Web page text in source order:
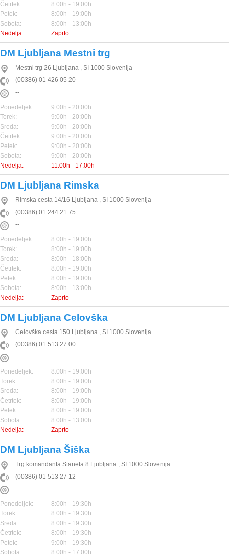
Četrtek:
8:00h - 19:00h
Petek:
8:00h - 19:00h
Sobota:
8:00h - 13:00h
Nedelja:
Zaprto
DM Ljubljana Mestni trg
Mestni trg 26 Ljubljana , SI 1000 Slovenija
(00386) 01 426 05 20
--
Ponedeljek:
9:00h - 20:00h
Torek:
9:00h - 20:00h
Sreda:
9:00h - 20:00h
Četrtek:
9:00h - 20:00h
Petek:
9:00h - 20:00h
Sobota:
9:00h - 20:00h
Nedelja:
11:00h - 17:00h
DM Ljubljana Rimska
Rimska cesta 14/16 Ljubljana , SI 1000 Slovenija
(00386) 01 244 21 75
--
Ponedeljek:
8:00h - 19:00h
Torek:
8:00h - 19:00h
Sreda:
8:00h - 18:00h
Četrtek:
8:00h - 19:00h
Petek:
8:00h - 19:00h
Sobota:
8:00h - 13:00h
Nedelja:
Zaprto
DM Ljubljana Celovška
Celovška cesta 150 Ljubljana , SI 1000 Slovenija
(00386) 01 513 27 00
--
Ponedeljek:
8:00h - 19:00h
Torek:
8:00h - 19:00h
Sreda:
8:00h - 19:00h
Četrtek:
8:00h - 19:00h
Petek:
8:00h - 19:00h
Sobota:
8:00h - 13:00h
Nedelja:
Zaprto
DM Ljubljana Šiška
Trg komandanta Staneta 8 Ljubljana , SI 1000 Slovenija
(00386) 01 513 27 12
--
Ponedeljek:
8:00h - 19:30h
Torek:
8:00h - 19:30h
Sreda:
8:00h - 19:30h
Četrtek:
8:00h - 19:30h
Petek:
9:00h - 19:30h
Sobota:
8:00h - 17:00h